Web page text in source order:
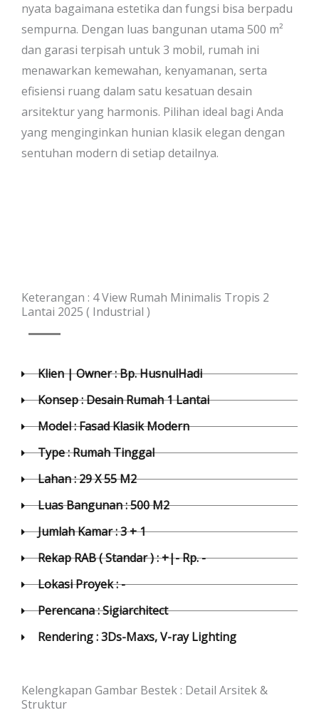
nyata bagaimana estetika dan fungsi bisa berpadu
sempurna. Dengan luas bangunan utama 500 m²
dan garasi terpisah untuk 3 mobil, rumah ini
menawarkan kemewahan, kenyamanan, serta
efisiensi ruang dalam satu kesatuan desain
arsitektur yang harmonis. Pilihan ideal bagi Anda
yang menginginkan hunian klasik elegan dengan
sentuhan modern di setiap detailnya.
Keterangan : 4 View Rumah Minimalis Tropis 2
Lantai 2025 ( Industrial )
Klien | Owner : Bp. HusnulHadi
Konsep : Desain Rumah 1 Lantai
Model : Fasad Klasik Modern
Type : Rumah Tinggal
Lahan : 29 X 55 M2
Luas Bangunan : 500 M2
Jumlah Kamar : 3 + 1
Rekap RAB ( Standar ) : +|- Rp. -
Lokasi Proyek : -
Perencana : Sigiarchitect
Rendering : 3Ds-Maxs, V-ray Lighting
Kelengkapan Gambar Bestek : Detail Arsitek &
Struktur